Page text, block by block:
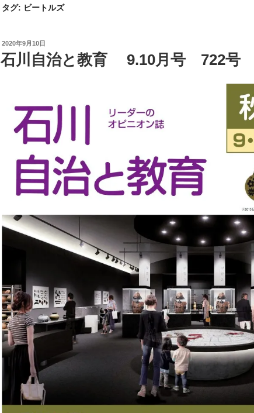
タグ: ビートルズ
投
稿
日:
2020年9月10日
石川自治と教育 9.10月号 722号